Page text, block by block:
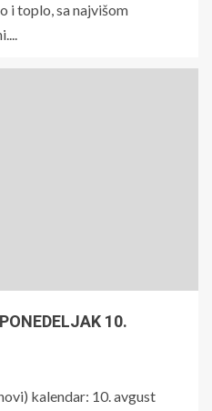
i toplo, sa najvišom
10.
kalendar: 10. avgust